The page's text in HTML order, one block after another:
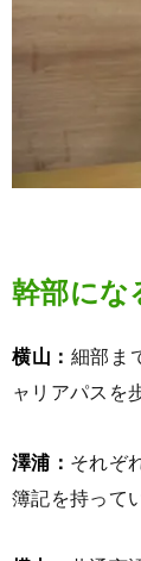
幹部にな
横山： 細部ま
ャリアパスを
澤浦： それぞ
簿記を持って